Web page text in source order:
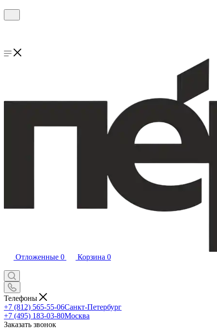
Отложенные 0 Корзина 0
Телефоны
+7 (812) 565-55-06Санкт-Петербург
+7 (495) 183-03-80Москва
Заказать звонок